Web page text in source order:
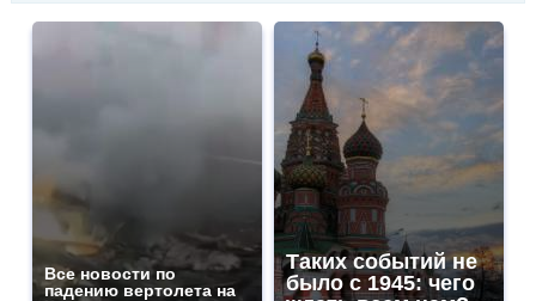
Все новости по
падению вертолета на
Таких событий не
было с 1945: чего